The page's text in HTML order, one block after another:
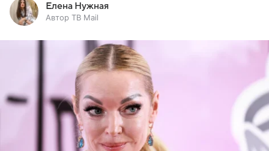
Елена Нужная
Автор ТВ Mail